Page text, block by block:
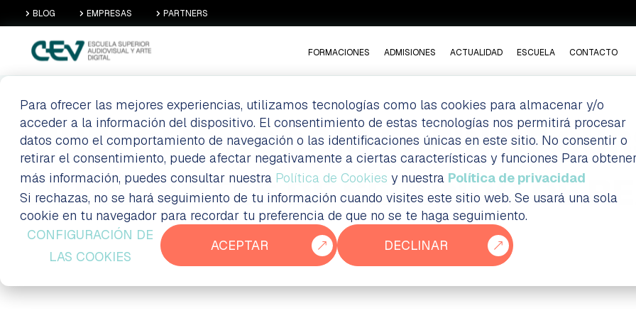
Para ofrecer las mejores experiencias, utilizamos tecnologías como las cookies para almacenar y/o
acceder a la información del dispositivo. El consentimiento de estas tecnologías nos permitirá procesar
datos como el comportamiento de navegación o las identificaciones únicas en este sitio. No consentir o
retirar el consentimiento, puede afectar negativamente a ciertas características y funciones Para
más información, puedes consultar nuestra Política de Cookies y nuestra Política de privacidad
Si rechazas, no se hará seguimiento de tu información cuando visites este sitio web. Se usará una sola
cookie en tu navegador para recordar tu preferencia de que no se te haga seguimiento.
CONFIGURACIÓN DE
LAS COOKIES
ACEPTAR DECLINAR
BLOG EMPRESAS PARTNERS
FORMACIONES ADMISIONES ACTUALIDAD ESCUELA CONTACTO
KINÉPOLIS ACOGIÓ EL FIN DE
ESTUDIANTES DE SEGUNDO DE
Formación a distancia Madrid